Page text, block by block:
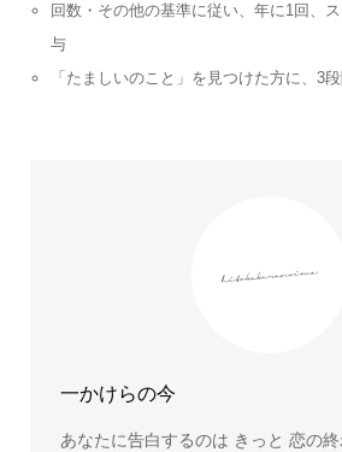
回数・その他の基準に従い、年に1回、
与
「たましいのこと」を見つけた方に、3
一かけらの今
あなたに告白するのは きっと 恋の